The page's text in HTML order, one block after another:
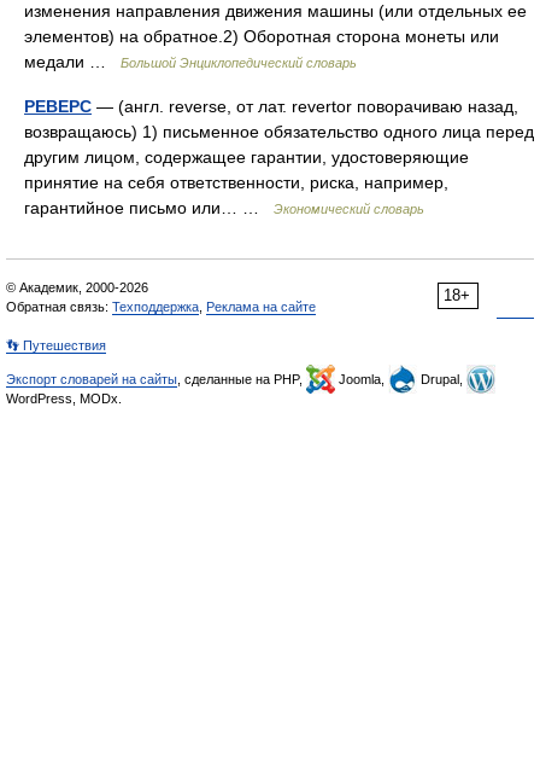
изменения направления движения машины (или отдельных ее
элементов) на обратное.2) Оборотная сторона монеты или
медали …
Большой Энциклопедический словарь
РЕВЕРС — (англ. reverse, от лат. revertor поворачиваю назад,
возвращаюсь) 1) письменное обязательство одного лица перед
другим лицом, содержащее гарантии, удостоверяющие
принятие на себя ответственности, риска, например,
гарантийное письмо или… …
Экономический словарь
18+
© Академик, 2000-2026
Обратная связь: Техподдержка Реклама на сайте
👣 Путешествия
Экспорт словарей на сайты , сделанные на PHP, Joomla,
Drupal,
WordPress, MODx.